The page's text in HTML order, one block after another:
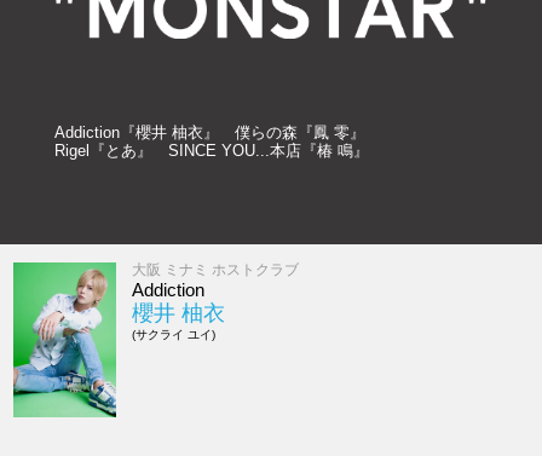
Addiction『櫻井 柚衣』 僕らの森『鳳 零』
Rigel『とあ』 SINCE YOU...本店『椿 鳴』
大阪 ミナミ ホストクラブ
Addiction
櫻井 柚衣
(サクライ ユイ)